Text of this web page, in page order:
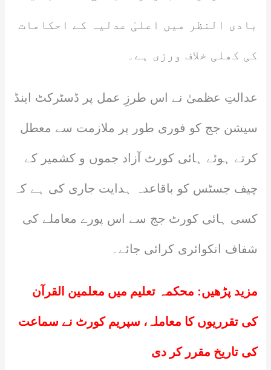
بادی النظر میں اعلیٰ عدلیہ کے احکامات
کی کھلی خلاف ورزی ہے۔
عدالتِ عظمیٰ نے اس طرزِ عمل پر ڈسٹرکٹ اینڈ
سیشن جج کو فوری طور پر ملازمت سے معطل
کرتے ہوئے ہائی کورٹ آزاد جموں و کشمیر کے
چیف جسٹس کو باقاعدہ ہدایت جاری کی ہے کہ
کسی ہائی کورٹ جج سے اس پورے معاملے کی
شفاف انکوائری کرائی جائے۔
مزید پڑھیں: محکمہ تعلیم میں معلمین القرآن
کی تقرریوں کا معاملہ، سپریم کورٹ نے سماعت
کی تاریخ مقرر کر دی